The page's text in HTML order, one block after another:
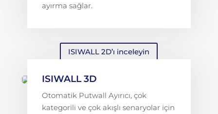
ayırma sağlar.
ISIWALL 2D’ı inceleyin
ISIWALL 3D
Otomatik Putwall Ayırıcı, çok
kategorili ve çok akışlı senaryolar için